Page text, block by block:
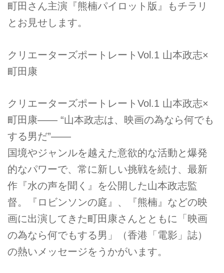
町田さん主演『熊楠パイロット版』もチラリ
とお見せします。
クリエーターズポートレートVol.1 山本政志×
町田康
クリエーターズポートレートVol.1 山本政志×
町田康―― “山本政志は、映画の為なら何でも
する男だ”――
国境やジャンルを越えた意欲的な活動と爆発
的なパワーで、常に新しい挑戦を続け、最新
作『水の声を聞く』を公開した山本政志監
督。『ロビンソンの庭』、『熊楠』などの映
画に出演してきた町田康さんとともに「映画
の為なら何でもする男」（香港「電影」誌）
の熱いメッセージをうかがいます。